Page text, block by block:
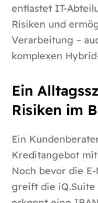
entlastet IT-
Risiken und
Verarbeitung –
komplexen
Ein
Risiken im
Ein
Kreditangebot
Noch bevor die
greift die iQ.Suite